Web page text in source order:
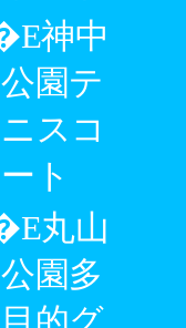
神中
公園テ
ニスコ
ート
丸山
公園多